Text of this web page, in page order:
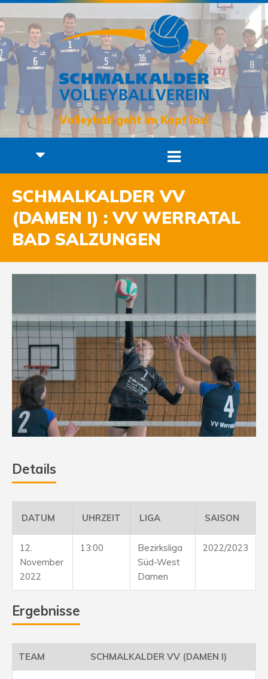
Volleyball geht im Kopf los!
SCHMALKALDER VV
(DAMEN I) : VV WERRATAL
BAD SALZUNGEN
Details
DATUM UHRZEIT LIGA SAISON
12.
November
2022
13:00
Bezirksliga
Süd-West
Damen
2022/2023
Ergebnisse
SCHMALKALDER VV (DAMEN I)